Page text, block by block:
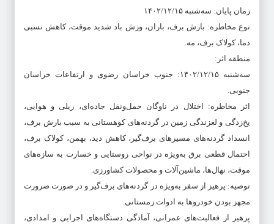
زمان پایان: سه‌شنبه ۱۴۰۲/۱۲/۱۵
نوع مخاطره: بارش برف، باران، وزش باد شدید موقت، کاهش نسبی
دما، کولاک برف، مه.
منطقه اثر:
سه‌شنبه ۱۴۰۲/۱۲/۱۵: جنوب خراسان رضوی و ارتفاعات خراسان
جنوبی.
اثر مخاطره: اختلال در ناوگان حمل‌ونقل جاده‌ای، ریلی و هوایی،
یخ‌زدگی و لغزندگی زمین در گردنه‌های کوهستانی به سبب بارش برف،
انسداد گردنه‌های مسیرهای برف‌گیر، کاهش دید، بهمن، کولاک برف،
احتمال قطعی برق به‌ویژه در نواحی روستایی و خسارت به سازه‌های
موقت، نهال‌ها، ماشین‌آلات و محصولات کشاورزی.
توصیه: پرهیز از سفر به‌ویژه در گردنه‌های برف‌گیر و در صورت ضرورت
مجهز بودن خودروها به ادوات زمستانی.
پرهیز از فعالیت‌های عمرانی، آمادگی دستگاه‌های اجرایی و امدادی،